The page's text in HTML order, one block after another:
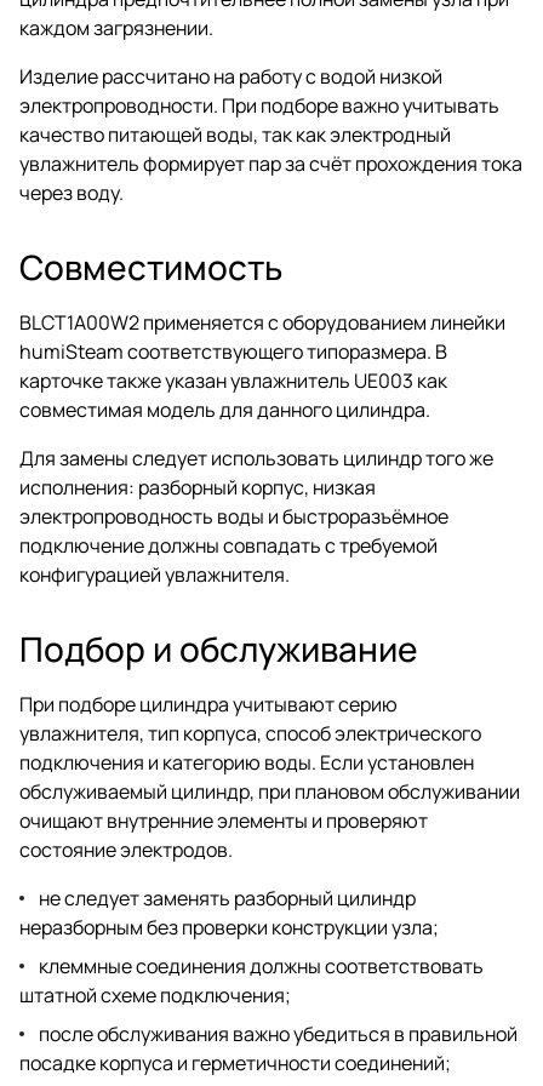
каждом загрязнении.
Изделие рассчитано на работу с водой низкой
электропроводности. При подборе важно учитывать
качество питающей воды, так как электродный
увлажнитель формирует пар за счёт прохождения тока
через воду.
Совместимость
BLCT1A00W2 применяется с оборудованием линейки
humiSteam соответствующего типоразмера. В
карточке также указан увлажнитель UE003 как
совместимая модель для данного цилиндра.
Для замены следует использовать цилиндр того же
исполнения: разборный корпус, низкая
электропроводность воды и быстроразъёмное
подключение должны совпадать с требуемой
конфигурацией увлажнителя.
Подбор и обслуживание
При подборе цилиндра учитывают серию
увлажнителя, тип корпуса, способ электрического
подключения и категорию воды. Если установлен
обслуживаемый цилиндр, при плановом обслуживании
очищают внутренние элементы и проверяют
состояние электродов.
не следует заменять разборный цилиндр
неразборным без проверки конструкции узла;
клеммные соединения должны соответствовать
штатной схеме подключения;
после обслуживания важно убедиться в правильной
посадке корпуса и герметичности соединений;